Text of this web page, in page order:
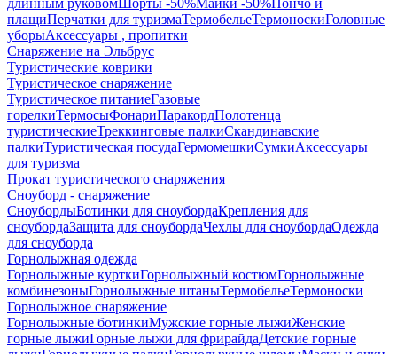
длинным руковомШорты -50%Майки -50%Пончо и
плащиПерчатки для туризмаТермобельеТермоноскиГоловные
уборыАксессуары , пропитки
Снаряжение на Эльбрус
Туристические коврики
Туристическое снаряжение
Туристическое питаниеГазовые
горелкиТермосыФонариПаракордПолотенца
туристическиеТреккинговые палкиСкандинавские
палкиТуристическая посудаГермомешкиСумкиАксессуары
для туризма
Прокат туристического снаряжения
Сноуборд - снаряжение
СноубордыБотинки для сноубордаКрепления для
сноубордаЗащита для сноубордаЧехлы для сноубордаОдежда
для сноуборда
Горнолыжная одежда
Горнолыжные курткиГорнолыжный костюмГорнолыжные
комбинезоныГорнолыжные штаныТермобельеТермоноски
Горнолыжное снаряжение
Горнолыжные ботинкиМужские горные лыжиЖенские
горные лыжиГорные лыжи для фрирайдаДетские горные